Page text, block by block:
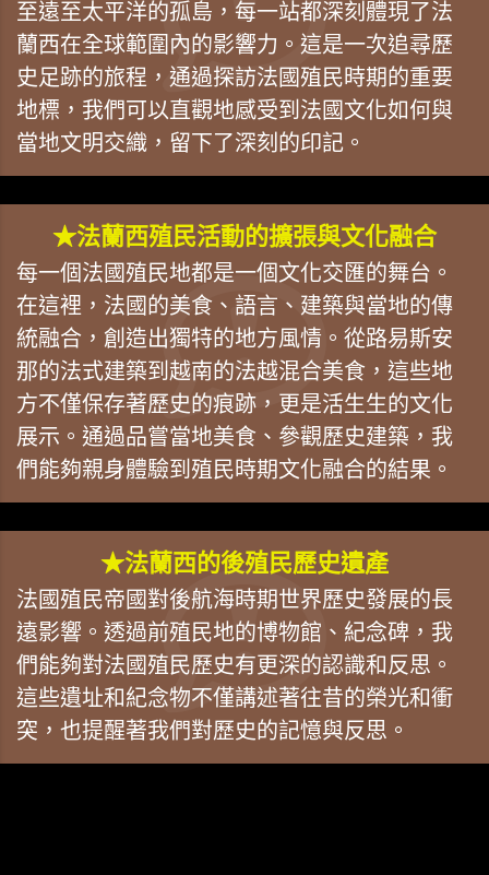
至遠至太平洋的孤島，每一站都深刻體現了法
蘭西在全球範圍內的影響力。這是一次追尋歷
史足跡的旅程，通過探訪法國殖民時期的重要
地標，我們可以直觀地感受到法國文化如何與
當地文明交織，留下了深刻的印記。
★法蘭西殖民活動的擴張與文化融合
每一個法國殖民地都是一個文化交匯的舞台。
在這裡，法國的美食、語言、建築與當地的傳
統融合，創造出獨特的地方風情。從路易斯安
那的法式建築到越南的法越混合美食，這些地
方不僅保存著歷史的痕跡，更是活生生的文化
展示。通過品嘗當地美食、參觀歷史建築，我
們能夠親身體驗到殖民時期文化融合的結果。
★法蘭西的後殖民歷史遺產
法國殖民帝國對後航海時期世界歷史發展的長
遠影響。透過前殖民地的博物館、紀念碑，我
們能夠對法國殖民歷史有更深的認識和反思。
這些遺址和紀念物不僅講述著往昔的榮光和衝
突，也提醒著我們對歷史的記憶與反思。